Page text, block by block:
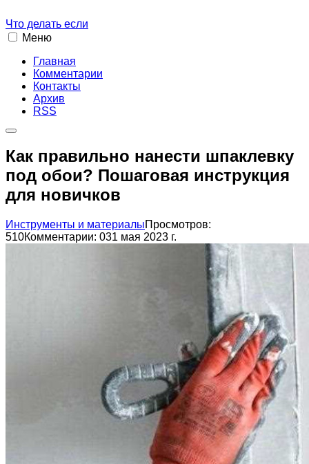
Что делать если
Меню
Главная
Комментарии
Контакты
Архив
RSS
Как правильно нанести шпаклевку
под обои? Пошаговая инструкция
для новичков
Инструменты и материалыПросмотров:
510Комментарии: 031 мая 2023 г.